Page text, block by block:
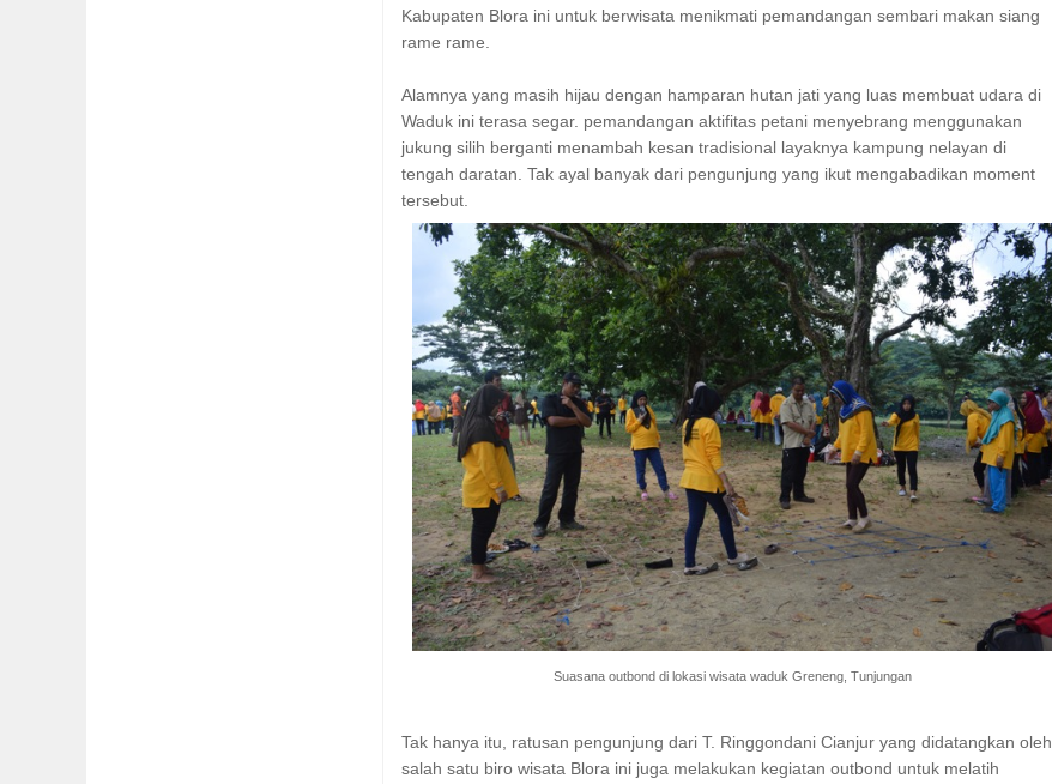
Kabupaten Blora ini untuk berwisata menikmati pemandangan sembari makan siang
rame rame.
Alamnya yang masih hijau dengan hamparan hutan jati yang luas membuat udara di
Waduk ini terasa segar. pemandangan aktifitas petani menyebrang menggunakan
jukung silih berganti menambah kesan tradisional layaknya kampung nelayan di
tengah daratan. Tak ayal banyak dari pengunjung yang ikut mengabadikan moment
tersebut.
Suasana outbond di lokasi wisata waduk Greneng, Tunjungan
Tak hanya itu, ratusan pengunjung dari T. Ringgondani Cianjur yang didatangkan oleh
salah satu biro wisata Blora ini juga melakukan kegiatan outbond untuk melatih